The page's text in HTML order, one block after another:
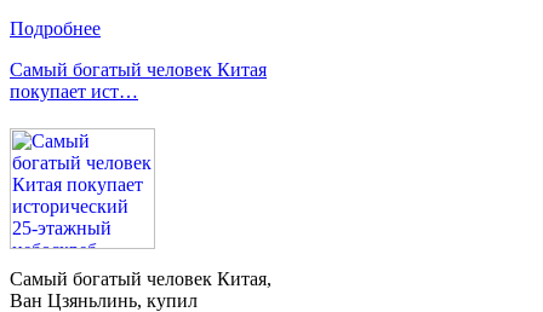
Подробнее
Самый богатый человек Китая
покупает ист…
Самый богатый человек Китая,
Ван Цзяньлинь, купил